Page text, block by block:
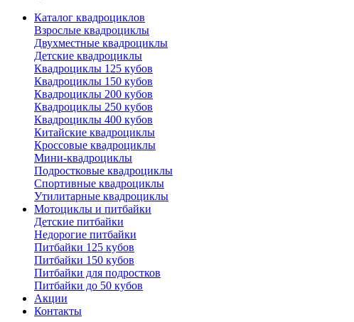
Каталог квадроциклов
Взрослые квадроциклы
Двухместные квадроциклы
Детские квадроциклы
Квадроциклы 125 кубов
Квадроциклы 150 кубов
Квадроциклы 200 кубов
Квадроциклы 250 кубов
Квадроциклы 400 кубов
Китайские квадроциклы
Кроссовые квадроциклы
Мини-квадроциклы
Подростковые квадроциклы
Спортивные квадроциклы
Утилитарные квадроциклы
Мотоциклы и питбайки
Детские питбайки
Недорогие питбайки
Питбайки 125 кубов
Питбайки 150 кубов
Питбайки для подростков
Питбайки до 50 кубов
Акции
Контакты